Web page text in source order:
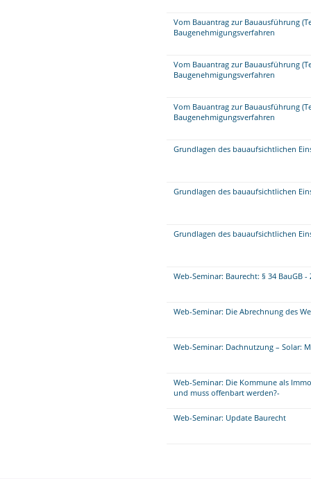
Vom Bauantrag zur Bauausführung
Baugenehmigungsverfahren
Vom Bauantrag zur Bauausführung
Baugenehmigungsverfahren
Vom Bauantrag zur Bauausführung
Baugenehmigungsverfahren
Grundlagen des bauaufsichtlichen
Grundlagen des bauaufsichtlichen
Grundlagen des bauaufsichtlichen
Web-Seminar: Baurecht: § 34 BauGB
Web-Seminar: Die Abrechnung des
Web-Seminar: Dachnutzung – Solar:
Web-Seminar: Die Kommune als
und muss offenbart werden?-
Web-Seminar: Update Baurecht